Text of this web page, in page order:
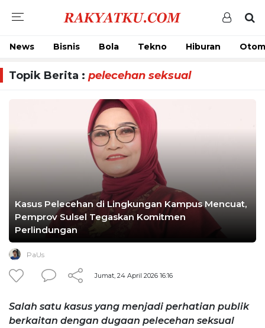
News Bisnis Bola Tekno Hiburan
Topik Berita : pelecehan seksual
Kasus Pelecehan di Lingkungan Kampus Mencuat,
Pemprov Sulsel Tegaskan Komitmen
Perlindungan
PaUs
Jumat, 24 April 2026 16:16
Salah satu kasus yang menjadi perhatian publik
berkaitan dengan dugaan pelecehan seksual